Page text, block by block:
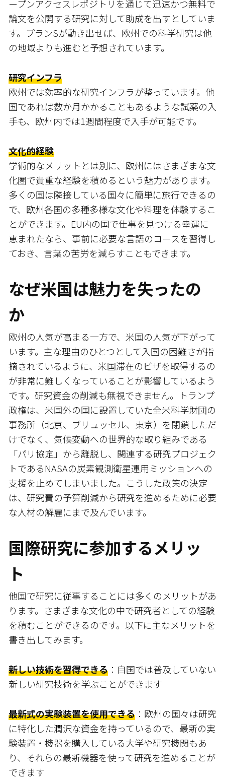
ープンアクセスレポジトリを通じて迅速かつ無料で
論文を公開する研究に対して助成を出すとしていま
す。プランSが動き出せば、欧州での科学研究は他
の地域よりも進むと予想されています。
研究インフラ
欧州では効率的な研究インフラが整っています。他
国であれば数か月かかることもあるような試薬の入
手も、欧州内では1週間程度で入手が可能です。
文化的経験
学術的なメリットとは別に、欧州にはさまざまな文
化圏で貴重な経験を積めるという魅力があります。
多くの国は隣接している国々に簡単に旅行できるの
で、欧州各国の多種多様な文化や料理を体験するこ
とができます。EU内の国で仕事を見つける幸運に
恵まれたなら、事前に必要な言語のコースを習得し
ておき、言葉の苦労を減らすこともできます。
なぜ米国は魅力を失ったの
か
欧州の人気が高まる一方で、米国の人気が下がって
います。主な理由のひとつとして入国の困難さが指
摘されているように、米国滞在のビザを取得するの
が非常に難しくなっていることが影響しているよう
です。研究資金の削減も無視できません。トランプ
政権は、米国外の国に設置していた全米科学財団の
事務所（北京、ブリュッセル、東京）を閉鎖しただ
けでなく、気候変動への世界的な取り組みである
「パリ協定」から離脱し、関連する研究プロジェク
トであるNASAの炭素観測衛星運用ミッションへの
支援を止めてしまいました。こうした政策の決定
は、研究費の予算削減から研究を進めるために必要
な人材の解雇にまで及んでいます。
国際研究に参加するメリッ
ト
他国で研究に従事することには多くのメリットがあ
ります。さまざまな文化の中で研究者としての経験
を積むことができるのです。以下に主なメリットを
書き出してみます。
新しい技術を習得できる ：自国では普及していない
新しい研究技術を学ぶことができます
最新式の実験装置を使用できる ：欧州の国々は研究
に特化した潤沢な資金を持っているので、最新の実
験装置・機器を購入している大学や研究機関もあ
り、それらの最新機器を使って研究を進めることが
できます